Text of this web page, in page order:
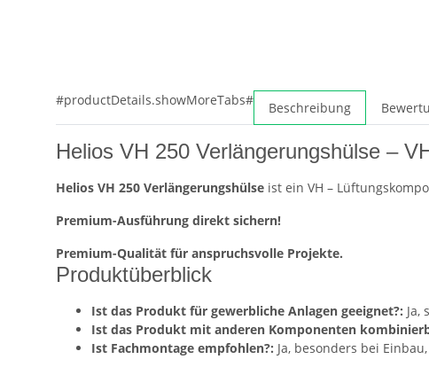
#productDetails.showMoreTabs# Beschreibung
Helios VH 250 Verlängerungshülse –
Helios VH 250 Verlängerungshülse ist ein VH –
Premium-Ausführung direkt sichern!
Premium-Qualität für anspruchsvolle Projekte.
Produktüberblick
Ist das Produkt für gewerbliche Anlagen geeignet?: Ja,
Ist das Produkt mit anderen Komponenten
Ist Fachmontage empfohlen?: Ja, besonders bei